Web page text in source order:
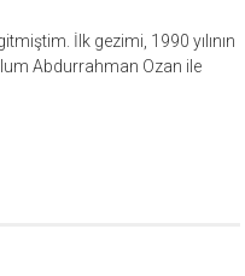
İlk gezimi, 1990 yılının
Abdurrahman Ozan ile